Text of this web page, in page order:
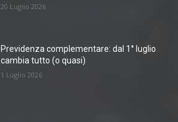
20 Luglio 2026
Previdenza complementare: dal 1° luglio
cambia tutto (o quasi)
1 Luglio 2026